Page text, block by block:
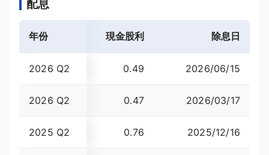
配息
年份 現金股利 除息日
2026 Q2 0.49 1.24
2026/06/15
2026 Q2 0.47 1.33
2026/03/17
2025 Q2 0.76 1.53
2025/12/16